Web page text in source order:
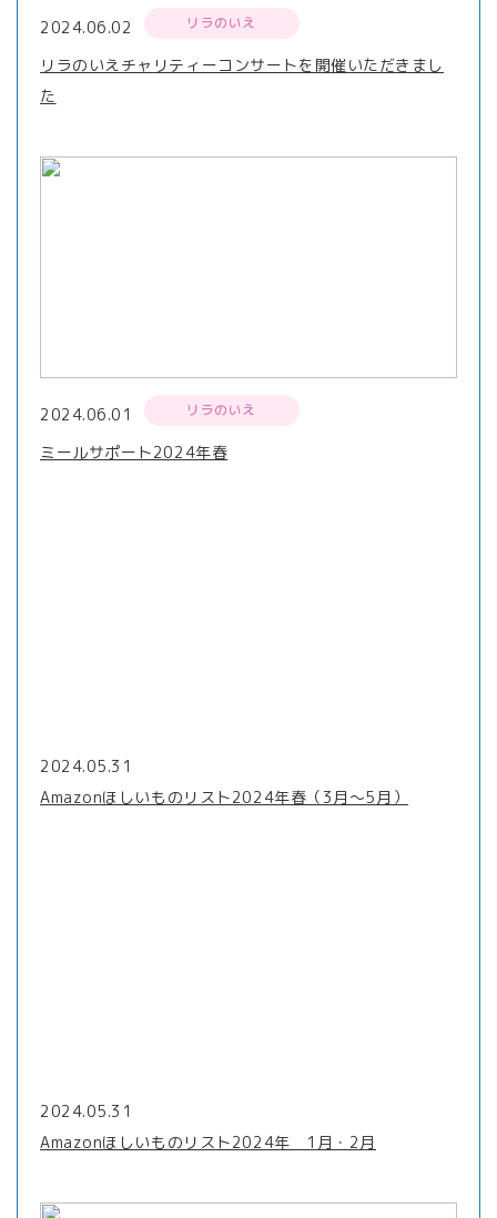
2024.06.02 リラのいえ
リラのいえチャリティーコンサートを開催いただきまし
た
2024.06.01 リラのいえ
ミールサポート2024年春
2024.05.31
Amazonほしいものリスト2024年春（3月〜5月）
2024.05.31
Amazonほしいものリスト2024年 1月・2月